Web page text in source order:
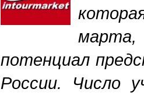
марта,
потенциал
России. Число